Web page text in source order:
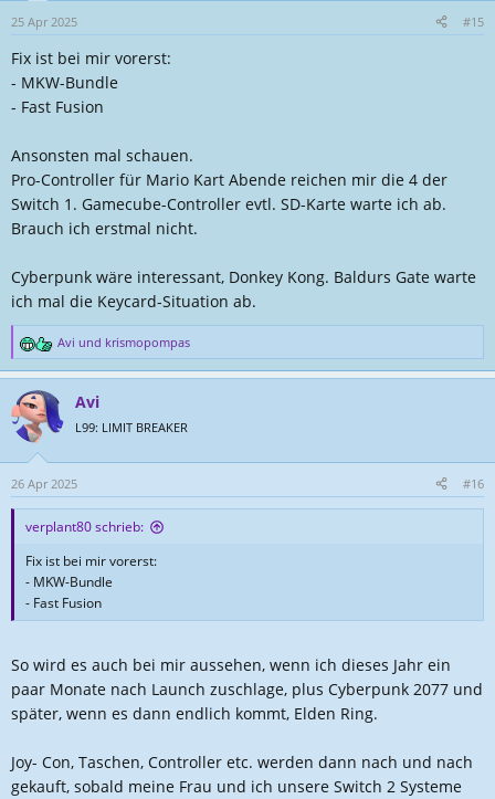
n
n
25 Apr 2025 #15
Fix ist bei mir vorerst:
- MKW-Bundle
- Fast Fusion
Ansonsten mal schauen.
Pro-Controller für Mario Kart Abende reichen mir die 4 der
Switch 1. Gamecube-Controller evtl. SD-Karte warte ich ab.
Brauch ich erstmal nicht.
Cyberpunk wäre interessant, Donkey Kong. Baldurs Gate warte
ich mal die Keycard-Situation ab.
R
e
k
t
o
n
e
Avi und krismopompas
Avi
L99: LIMIT BREAKER
26 Apr 2025 #16
verplant80 schrieb:
Fix ist bei mir vorerst:
- MKW-Bundle
- Fast Fusion
So wird es auch bei mir aussehen, wenn ich dieses Jahr ein
paar Monate nach Launch zuschlage, plus Cyberpunk 2077 und
später, wenn es dann endlich kommt, Elden Ring.
Joy- Con, Taschen, Controller etc. werden dann nach und nach
gekauft, sobald meine Frau und ich unsere Switch 2 Systeme